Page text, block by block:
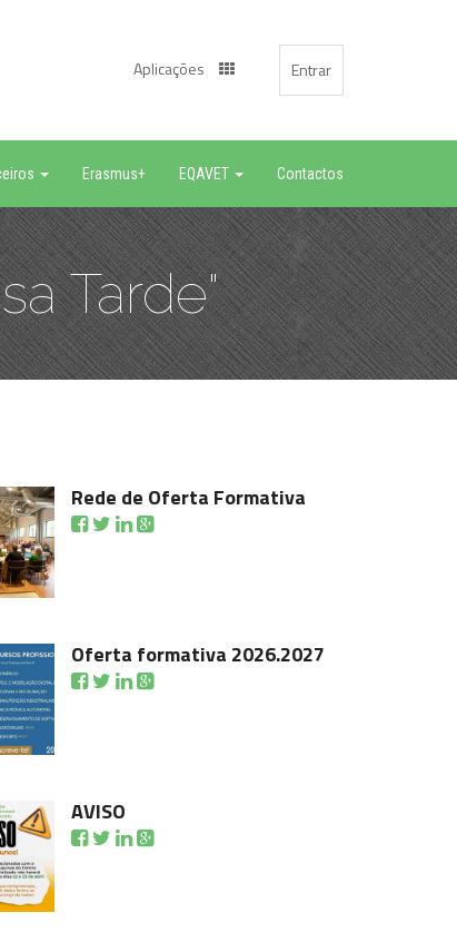
Entrar
Aplicações
Erasmus+ EQAVET Contactos
Tarde"
Rede de Oferta Formativa
Oferta formativa 2026.2027
AVISO